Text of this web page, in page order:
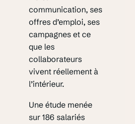
communication, ses
offres d’emploi, ses
campagnes et ce
que les
collaborateurs
vivent réellement à
l’intérieur.
Une étude menée
sur 186 salariés